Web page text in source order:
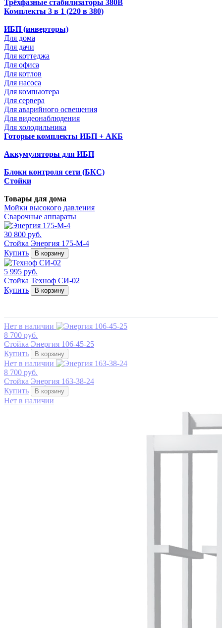
Трёхфазные стабилизаторы 380В
Комплекты 3 в 1 (220 в 380)
ИБП (инверторы)
Для дома
Для дачи
Для коттеджа
Для офиса
Для котлов
Для насоса
Для компьютера
Для сервера
Для аварийного освещения
Для видеонаблюдения
Для холодильника
Готорые комплекты ИБП + АКБ
Аккумуляторы для ИБП
Блоки контроля сети (БКС)
Стойки
Товары для дома
Мойки высокого давления
Сварочные аппараты
30 800 руб.
Стойка Энергия 175-М-4
Купить
В корзину
5 995 руб.
Стойка Техноф СИ-02
Купить
В корзину
Нет в наличии
8 700 руб.
Стойка Энергия 106-45-25
Купить
В корзину
Нет в наличии
8 700 руб.
Стойка Энергия 163-38-24
Купить
В корзину
Нет в наличии